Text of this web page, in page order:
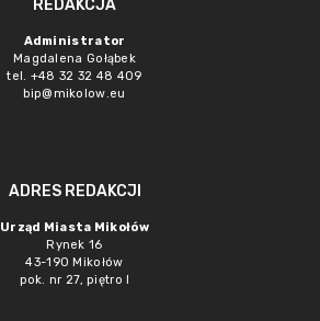
REDAKCJA
Administrator
Magdalena Gołąbek
tel. +48 32 32 48 409
bip@mikolow.eu
ADRES REDAKCJI
Urząd Miasta Mikołów
Rynek 16
43-190 Mikołów
pok. nr 27, piętro I